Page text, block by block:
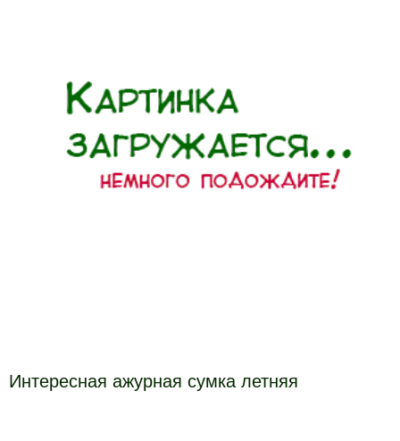
Интересная ажурная сумка летняя